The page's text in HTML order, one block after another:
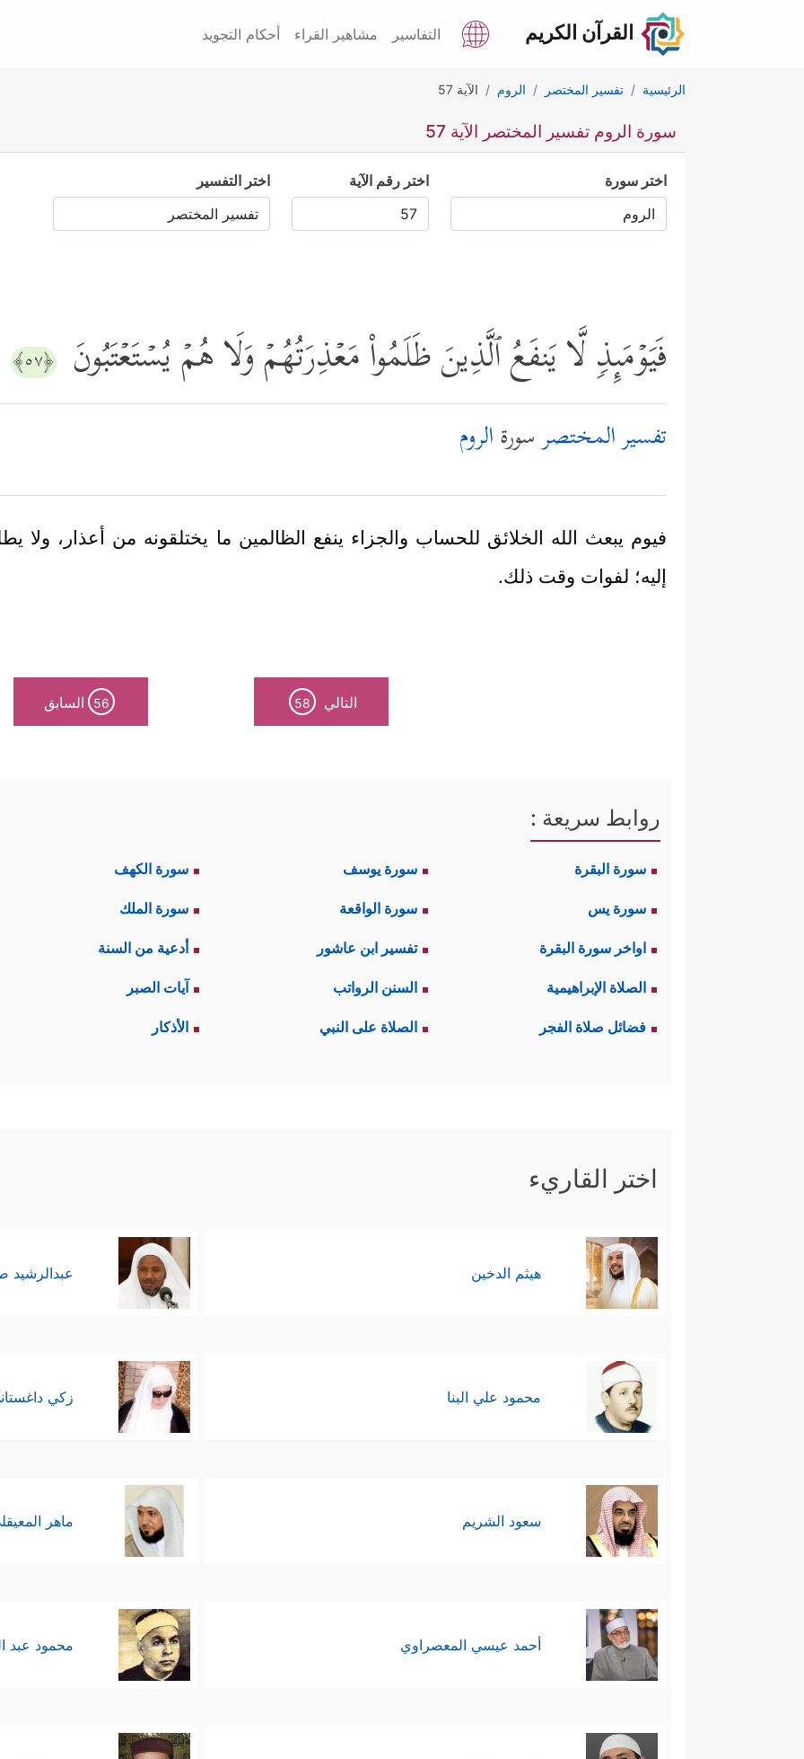
القرآن الكريم التفاسير مشاهير القراء أحكام التجويد
الرئيسية تفسير المختصر الروم الآية 57
سورة الروم تفسير المختصر الآية 57
اختر سورة اختر رقم الآية اختر التفسير
فَیَوۡمَىِٕذࣲ لَّا یَنفَعُ ٱلَّذِینَ ظَلَمُواْ مَعۡذِرَتُهُمۡ وَلَا هُمۡ یُسۡتَعۡتَبُونَ ﴿٥٧﴾
تفسير المختصرسورةالروم
فيوم يبعث الله الخلائق للحساب والجزاء ينفع الظالمين ما يختلقونه من أعذار، ولا
إليه؛ لفوات وقت ذلك.
التالي 58
56 السابق
روابط سريعة :
سورة البقرة سورة يوسف سورة الكهف
سورة يس سورة الواقعة سورة الملك
اواخر سورة البقرة تفسير ابن عاشور أدعية من السنة
الصلاة الإبراهيمية السنن الرواتب آيات الصبر
فضائل صلاة الفجر الصلاة على النبي الأذكار
اختر القاريء
هيثم الدخين عبدالرشيد
محمود علي البنا زكي
سعود الشريم ماهر
أحمد عيسي المعصراوي محمود عبد